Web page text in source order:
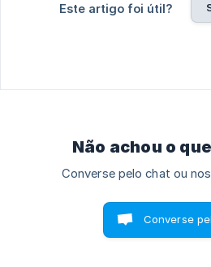
Este artigo foi útil?
Não achou o
Converse pelo chat ou
Converse